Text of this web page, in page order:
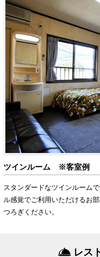
ツインルーム ※客室例
スタンダードなツインルーム
ル感覚でご利用いただけるお
つろぎください。
レス